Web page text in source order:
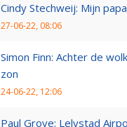
Cindy Stechweij: Mijn
27-06-22, 08:06
Simon Finn: Achter de
zon
24-06-22, 12:06
Paul Grove: Lelystad